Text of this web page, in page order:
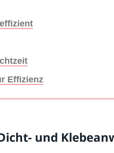
Effizienz
und